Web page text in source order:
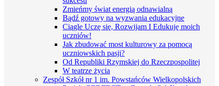
Zmieńmy świat energią odnawialną
Bądź gotowy na wyzwania edukacyjne
Ciągle Uczę się, Rozwijam I Edukuję moich
uczniów!
Jak zbudować most kulturowy za pomocą
uczniowskich pasji?
Od Republiki Rzymskiej do Rzeczpospolitej
W teatrze życia
Zespół Szkół nr 1 im. Powstańców Wielkopolskich